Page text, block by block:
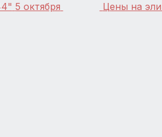
5 октября
Цены на